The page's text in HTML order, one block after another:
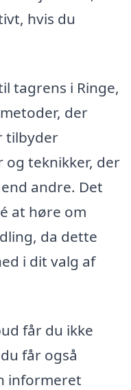
hvis du
tagrens i Ringe,
der
tilbyder
og teknikker, der
andre. Det
at høre om
da dette
i dit valg af
får du ikke
får også
informeret